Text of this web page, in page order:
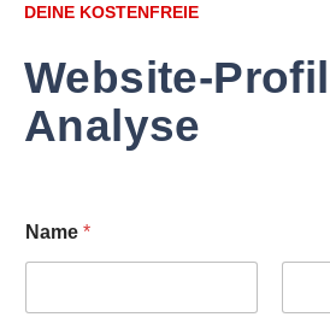
DEINE KOSTENFREIE
Website-
Analyse
Name *